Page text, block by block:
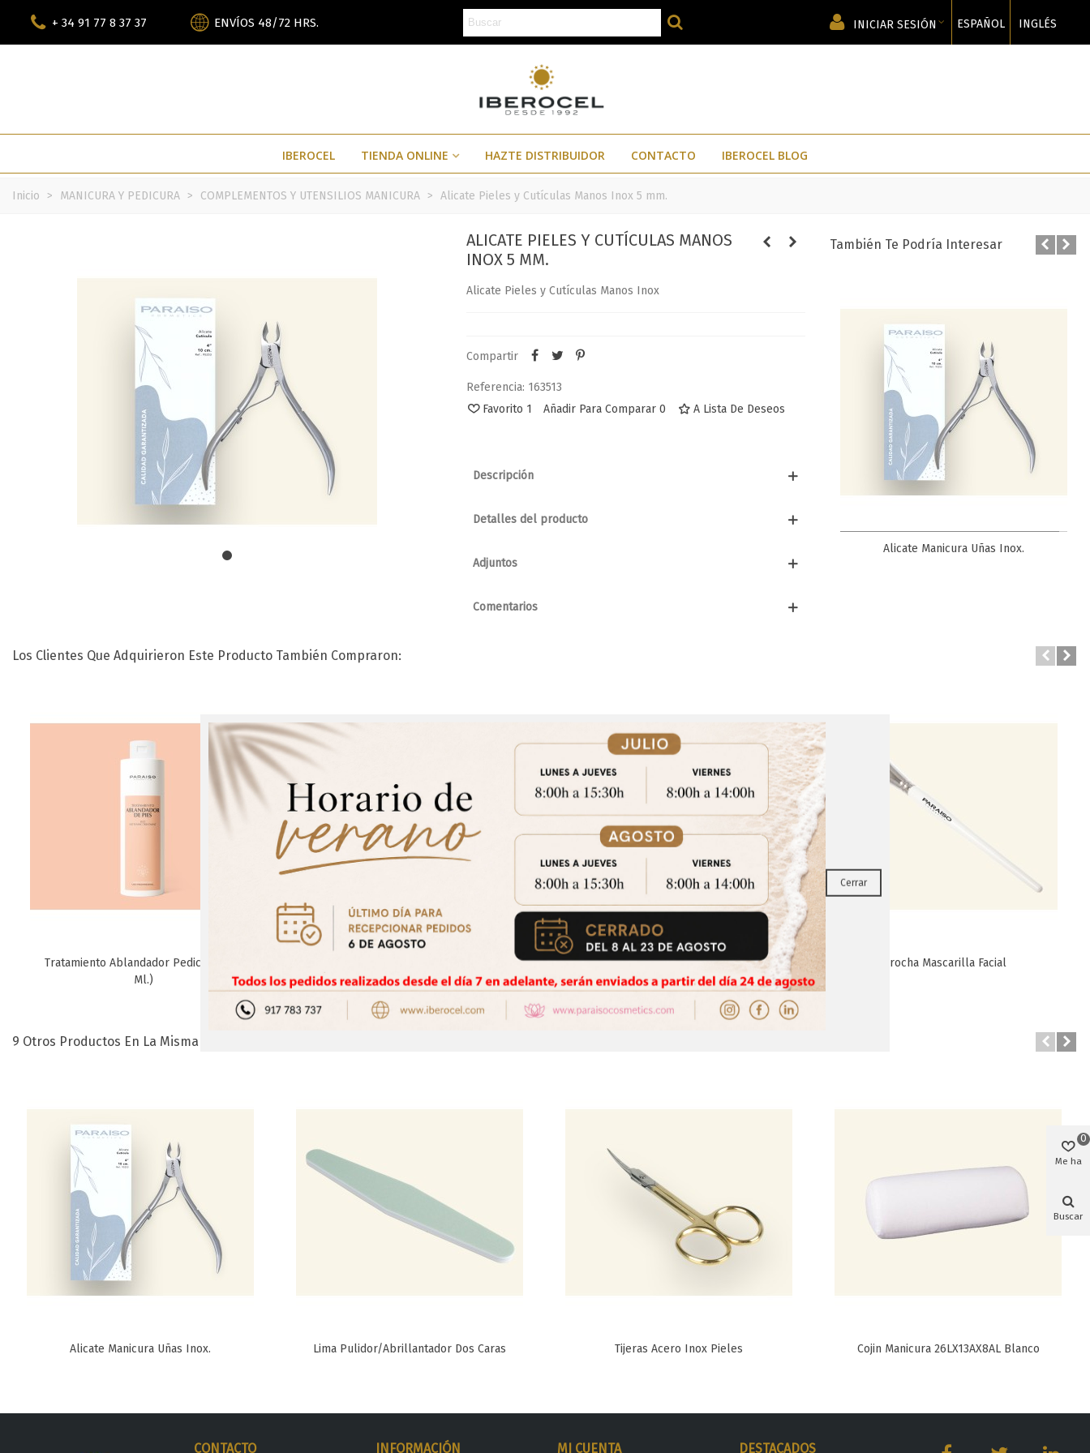
+ 34 91 77 8 37 37 ENVÍOS 48/72 HRS. INICIAR SESIÓN ESPAÑOL INGLÉS
IBEROCEL TIENDA ONLINE HAZTE DISTRIBUIDOR CONTACTO IBEROCEL BLOG
Inicio > MANICURA Y PEDICURA > COMPLEMENTOS Y UTENSILIOS MANICURA > Alicate Pieles y Cutículas Manos Inox 5 mm.
ALICATE PIELES Y CUTÍCULAS MANOS
INOX 5 MM.
Alicate Pieles y Cutículas Manos Inox
Compartir
Referencia: 163513
Favorito 1 Añadir Para Comparar 0 A Lista De Deseos
Descripción
Detalles del producto
Adjuntos
Comentarios
También Te Podría Interesar
Favorito
Alicate Manicura Uñas Inox.
Los Clientes Que Adquirieron Este Producto También Compraron:
Favorito
Tratamiento Ablandador Pedicura (250
Ml.)
Ml)
Favorito
Mascarilla Facial Antioxidante C*VIT
INTENSIVE(500 Gr)
Favorito
Brocha Mascarilla Facial
9 Otros Productos En La Misma Categoría:
Favorito
Alicate Manicura Uñas Inox. Favorito
Lima Pulidor/Abrillantador Dos Caras Favorito
Tijeras Acero Inox Pieles Favorito
Cojin Manicura 26LX13AX8AL Blanco
CONTACTO INFORMACIÓN MI CUENTA DESTACADOS
Me ha
0
Buscar
¡Regístrate para acceder a los precios y realizar tus pedidos online.!
Puedes hacerlo desdeAqui!
CERRAR Cerrar